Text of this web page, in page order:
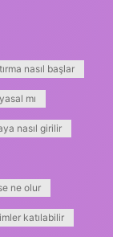
nasıl başlar
mı
nasıl girilir
ne olur
katılabilir